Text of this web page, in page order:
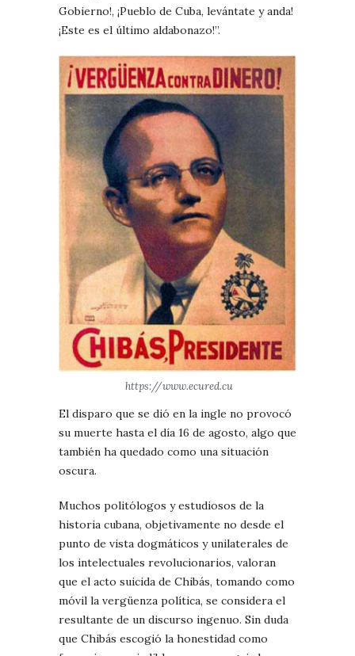
Gobierno!, ¡Pueblo de Cuba, levántate y anda!
¡Este es el último aldabonazo!”.
https://www.ecured.cu
El disparo que se dió en la ingle no provocó
su muerte hasta el día 16 de agosto, algo que
también ha quedado como una situación
oscura.
Muchos politólogos y estudiosos de la
historia cubana, objetivamente no desde el
punto de vista dogmáticos y unilaterales de
los intelectuales revolucionarios, valoran
que el acto suicida de Chibás, tomando como
móvil la vergüenza política, se considera el
resultante de un discurso ingenuo. Sin duda
que Chibás escogió la honestidad como